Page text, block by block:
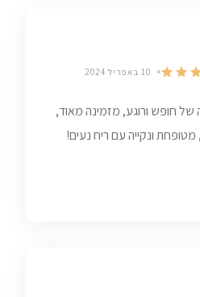
10 באפריל 2024
של חופש ורוגע, מזמינה מאוד,
ונקייה עם ריח נעים!